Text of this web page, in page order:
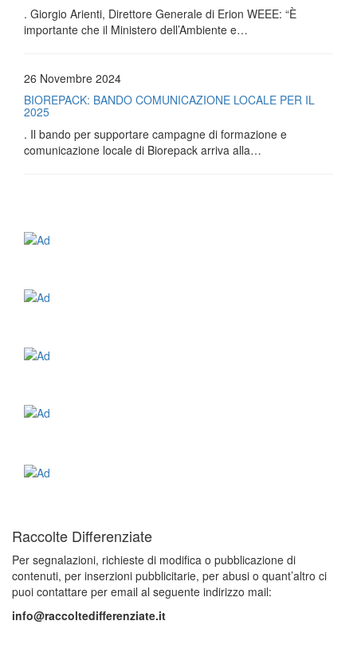
. Giorgio Arienti, Direttore Generale di Erion WEEE: “È
importante che il Ministero dell’Ambiente e…
26 Novembre 2024
BIOREPACK: BANDO COMUNICAZIONE LOCALE PER IL
2025
. Il bando per supportare campagne di formazione e
comunicazione locale di Biorepack arriva alla…
Raccolte Differenziate
Per segnalazioni, richieste di modifica o pubblicazione di
contenuti, per inserzioni pubblicitarie, per abusi o quant’altro ci
puoi contattare per email al seguente indirizzo mail:
info@raccoltedifferenziate.it